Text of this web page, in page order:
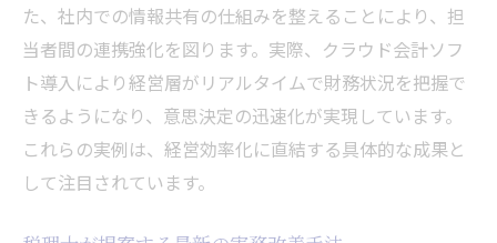
た、社内での情報共有の仕組みを整えることにより、担
当者間の連携強化を図ります。実際、クラウド会計ソフ
ト導入により経営層がリアルタイムで財務状況を把握で
きるようになり、意思決定の迅速化が実現しています。
これらの実例は、経営効率化に直結する具体的な成果と
して注目されています。